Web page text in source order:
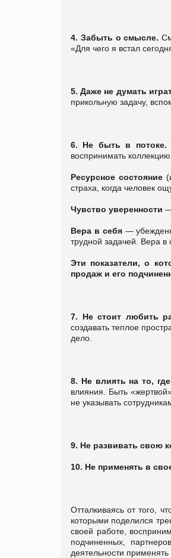
4. Забыть о смысле.
«Для чего я встал
5.Даже не думать
прикольную задачу,
6. Не быть в
воспринимать коллекцию
Ресурсное состояние
страха, когда человек
Чувство уверенности
Вера в себя―
трудной задачей. Вера в
Эти показатели, о
продаж и его
7. Не стоит любить
создавать теплое
дело.
8. Не влиять на то,
влияния. Быть
не указывать
9. Не развивать свою
10. Не применять в
Отталкиваясь от того,
которыми поделился
своей работе,
подчиненных,
деятельности